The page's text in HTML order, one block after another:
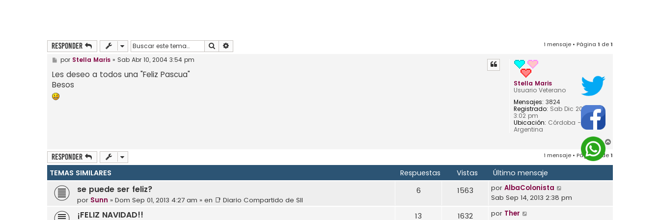
Responder Buscar 1 mensaje • Página 1 de1
Stella Maris
Usuario Veterano
Mensajes: 3824
Registrado: Sab Dic 20, 2003
3:02 pm
Ubicación: Córdoba -
Argentina
M
e
n
s
a
j
e
por Stella Maris» Sab Abr 10, 2004 3:54 pm
Les deseo a todos una "Feliz Pascua"
Besos
Responder 1 mensaje • Página1 de1
TEMAS SIMILARES Respuestas Vistas Último mensaje
se puede ser feliz?
por Sunn » Dom Sep 01, 2013 4:27 am » en 📑 Diario Compartido de SII
6 1563 por AlbaColonista
Sab Sep 14, 2013 2:38 pm
¡FELIZ NAVIDAD!! 13 1632 por Ther